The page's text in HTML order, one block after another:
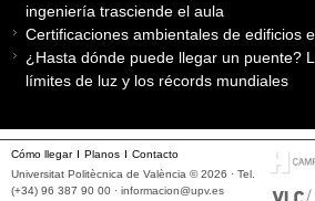
ingeniería trasciende el aula
Certificaciones ambientales de edificios
¿Hasta dónde puede llegar un puente?
límites de luz y los récords mundiales
Cómo llegar Planos
Contacto
Universitat Politècnica de València © 2026 · Tel.
(+34) 96 387 90 00 · informacion@upv.es